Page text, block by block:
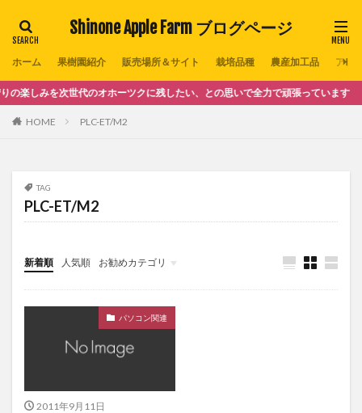
Shinone Apple Farm ブログページ
ホーム 果樹園紹介 販売場所＆サイト 栽培品種 農産加工品 アク
みを次世代のオホーツクに残したい、との思いで全力で頑張っています
HOME PLC-ET/M2
TAG
PLC-ET/M2
新着順 人気順 お勧めカテゴリ
クラシックギターの世界
パソコン関連
2011年9月11日